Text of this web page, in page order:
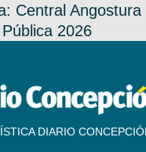
Central Angostura
2026
DIARIO